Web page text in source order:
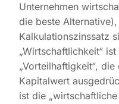
Unternehmen
die beste
Kalkulationszinssatz
„Wirtschaftlichkeit“
„Vorteilhaftigkeit“,
Kapitalwert
ist die